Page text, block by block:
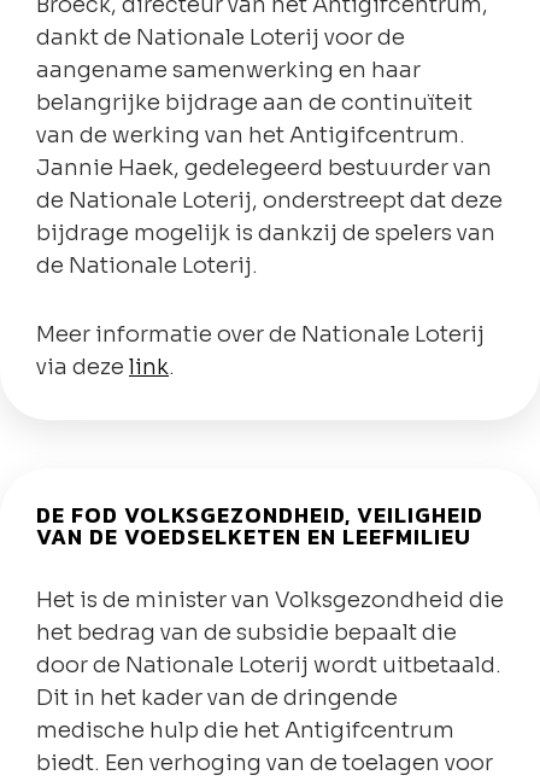
dankt de Nationale Loterij voor de
aangename samenwerking en haar
belangrijke bijdrage aan de continuïteit
van de werking van het Antigifcentrum.
Jannie Haek, gedelegeerd bestuurder van
de Nationale Loterij, onderstreept dat deze
bijdrage mogelijk is dankzij de spelers van
de Nationale Loterij.
Meer informatie over de Nationale Loterij
via deze link.
DE FOD VOLKSGEZONDHEID, VEILIGHEID
VAN DE VOEDSELKETEN EN LEEFMILIEU
Het is de minister van Volksgezondheid die
het bedrag van de subsidie bepaalt die
door de Nationale Loterij wordt uitbetaald.
Dit in het kader van de dringende
medische hulp die het Antigifcentrum
biedt. Een verhoging van de toelagen voor